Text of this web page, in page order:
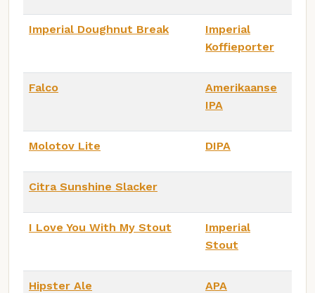
Imperial Doughnut Break
Imperial
Koffieporter
Falco
Amerikaanse
IPA
Molotov Lite DIPA
Citra Sunshine Slacker
I Love You With My Stout
Imperial
Stout
Hipster Ale APA